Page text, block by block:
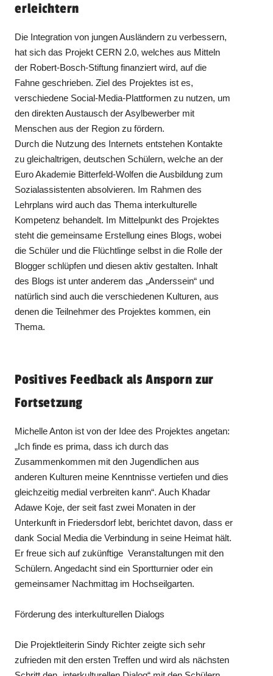
erleichtern
Die Integration von jungen Ausländern zu verbessern,
hat sich das Projekt CERN 2.0, welches aus Mitteln
der Robert-Bosch-Stiftung finanziert wird, auf die
Fahne geschrieben. Ziel des Projektes ist es,
verschiedene Social-Media-Plattformen zu nutzen, um
den direkten Austausch der Asylbewerber mit
Menschen aus der Region zu fördern.
Durch die Nutzung des Internets entstehen Kontakte
zu gleichaltrigen, deutschen Schülern, welche an der
Euro Akademie Bitterfeld-Wolfen die Ausbildung zum
Sozialassistenten absolvieren. Im Rahmen des
Lehrplans wird auch das Thema interkulturelle
Kompetenz behandelt. Im Mittelpunkt des Projektes
steht die gemeinsame Erstellung eines Blogs, wobei
die Schüler und die Flüchtlinge selbst in die Rolle der
Blogger schlüpfen und diesen aktiv gestalten. Inhalt
des Blogs ist unter anderem das „Anderssein“ und
natürlich sind auch die verschiedenen Kulturen, aus
denen die Teilnehmer des Projektes kommen, ein
Thema.
Positives Feedback als Ansporn zur
Fortsetzung
Michelle Anton ist von der Idee des Projektes angetan:
„Ich finde es prima, dass ich durch das
Zusammenkommen mit den Jugendlichen aus
anderen Kulturen meine Kenntnisse vertiefen und dies
gleichzeitig medial verbreiten kann“. Auch Khadar
Adawe Koje, der seit fast zwei Monaten in der
Unterkunft in Friedersdorf lebt, berichtet davon, dass er
dank Social Media die Verbindung in seine Heimat hält.
Er freue sich auf zukünftige Veranstaltungen mit den
Schülern. Angedacht sind ein Sportturnier oder ein
gemeinsamer Nachmittag im Hochseilgarten.
Förderung des interkulturellen Dialogs
Die Projektleiterin Sindy Richter zeigte sich sehr
zufrieden mit den ersten Treffen und wird als nächsten